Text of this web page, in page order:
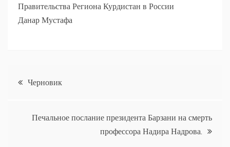
Правительства Региона Курдистан в России
Данар Мустафа
Навигация
Черновик
Печальное послание президента Барзани на смерть
профессора Надира Надрова.